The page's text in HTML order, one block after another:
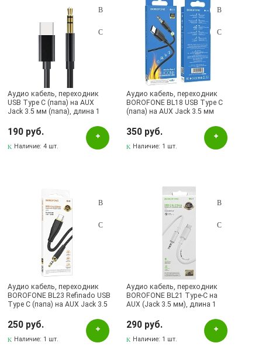
Октябрьский, пр-кт Ленина, 59/1 (ВЕРБА)
СКЛАД Бугульма, ул.Гафиатуллина, 45
Аудио кабель, переходник
USB Type C (папа) на AUX
Jack 3.5 мм (папа), длина 1
190 руб.
Наличие:4 шт.
Аудио кабель, переходник
BOROFONE BL18 USB Type C
(папа) на AUX Jack 3.5 мм
черный
350 руб.
Наличие: 1 шт.
Аудио кабель, переходник
BOROFONE BL23 Refinado USB
Type C (папа) на AUX Jack 3.5
черный
250 руб.
Наличие: 1 шт.
Аудио кабель, переходник
BOROFONE BL21 Type-C на
AUX (Jack 3.5 мм), длина 1
290 руб.
Наличие: 1 шт.